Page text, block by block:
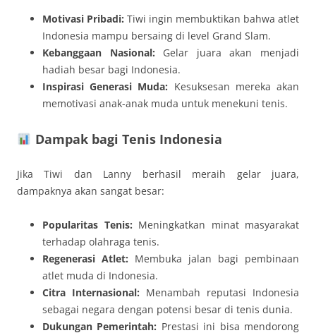
Motivasi Pribadi: Tiwi ingin membuktikan bahwa atlet
Indonesia mampu bersaing di level Grand Slam.
Kebanggaan Nasional: Gelar juara akan menjadi
hadiah besar bagi Indonesia.
Inspirasi Generasi Muda: Kesuksesan mereka akan
memotivasi anak-anak muda untuk menekuni tenis.
Dampak bagi Tenis Indonesia
Jika Tiwi dan Lanny berhasil meraih gelar juara,
dampaknya akan sangat besar:
Popularitas Tenis: Meningkatkan minat masyarakat
terhadap olahraga tenis.
Regenerasi Atlet: Membuka jalan bagi pembinaan
atlet muda di Indonesia.
Citra Internasional: Menambah reputasi Indonesia
sebagai negara dengan potensi besar di tenis dunia.
Dukungan Pemerintah: Prestasi ini bisa mendorong